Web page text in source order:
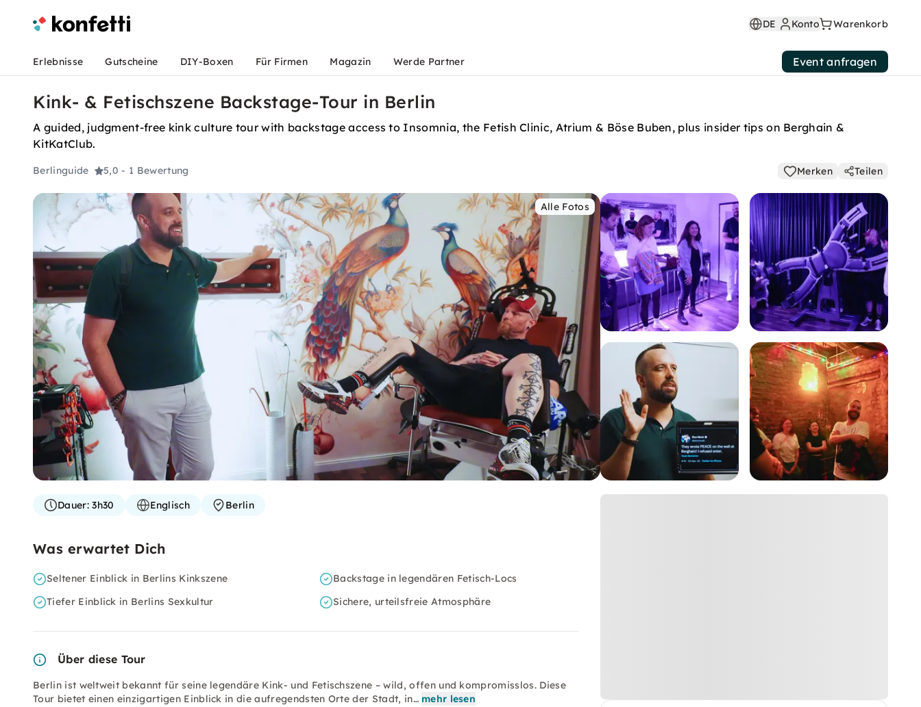
DE Konto Warenkorb
Erlebnisse Gutscheine DIY-Boxen Für Firmen Magazin Werde Partner Event anfragen
Kink- & Fetischszene Backstage-Tour in Berlin
A guided, judgment-free kink culture tour with backstage access to Insomnia, the Fetish Clinic, Atrium & Böse Buben, plus insider tips on Berghain &
KitKatClub.
Berlinguide 5,0- 1 Bewertung Merken Teilen
Alle Fotos
Dauer:3h30 Englisch Berlin
Was erwartet Dich
Seltener Einblick in Berlins Kinkszene
Backstage in legendären Fetisch-Locs
Tiefer Einblick in Berlins Sexkultur
Sichere, urteilsfreie Atmosphäre
Über diese Tour
Berlin ist weltweit bekannt für seine legendäre Kink- und Fetischszene – wild, offen und kompromisslos. Diese
Tour bietet einen einzigartigen Einblick in die aufregendsten Orte der Stadt, in… mehr lesen